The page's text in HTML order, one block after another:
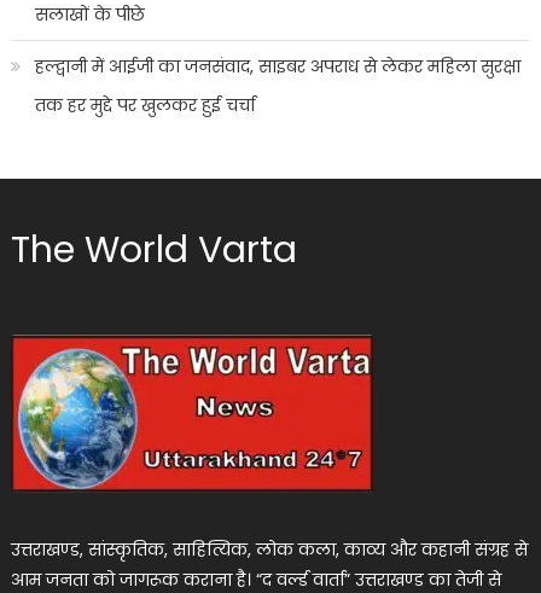
सलाखों के पीछे
हल्द्वानी में आईजी का जनसंवाद, साइबर अपराध से लेकर महिला सुरक्षा
तक हर मुद्दे पर खुलकर हुई चर्चा
The World Varta
उत्तराखण्ड, सांस्कृतिक, साहित्यिक, लोक कला, काव्य और कहानी संग्रह से
आम जनता को जागरूक कराना है। “द वर्ल्ड वार्ता” उत्तराखण्ड का तेजी से